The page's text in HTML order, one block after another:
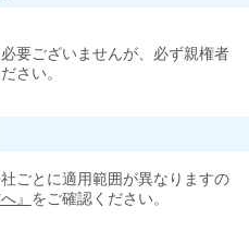
要ございませんが、必ず親権者
さい。
ごとに適用範囲が異なりますの
』 をご確認ください。